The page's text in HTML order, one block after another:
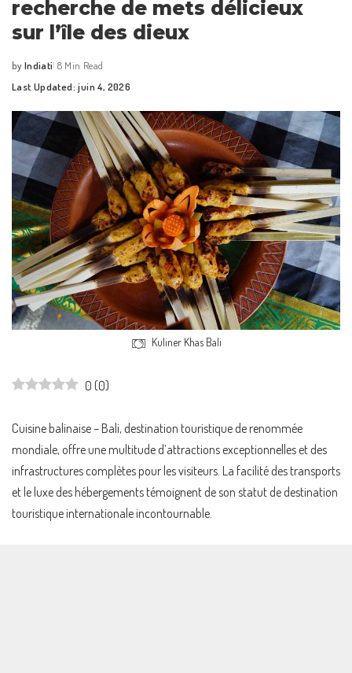
recherche de mets délicieux
sur l’île des dieux
Posted
by
by Indiati 8 Min Read
Last Updated: juin 4, 2026
Kuliner Khas Bali
0 (0)
Cuisine balinaise – Bali, destination touristique de renommée
mondiale, offre une multitude d’attractions exceptionnelles et des
infrastructures complètes pour les visiteurs. La facilité des transports
et le luxe des hébergements témoignent de son statut de destination
touristique internationale incontournable.